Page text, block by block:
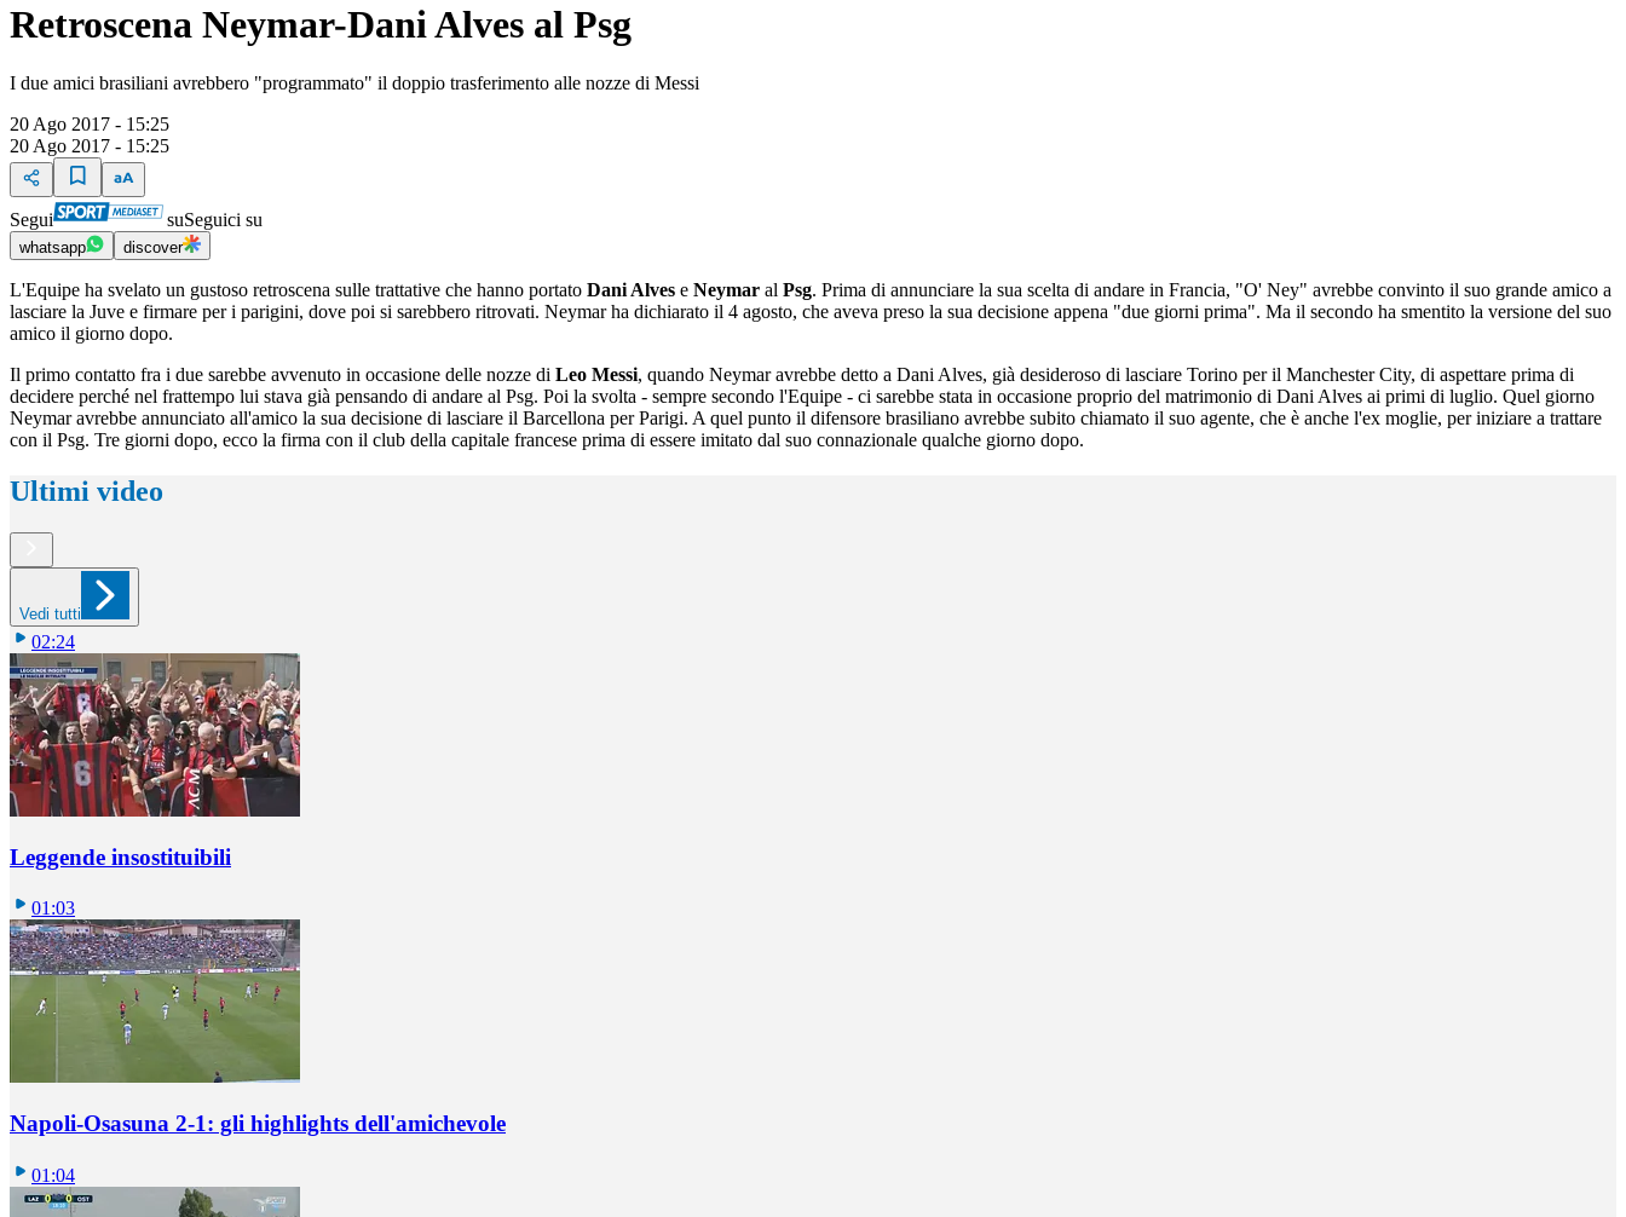
Retroscena Neymar-Dani Alves al Psg
I due amici brasiliani avrebbero "programmato" il doppio trasferimento alle nozze di Messi
20 Ago 2017 - 15:25
20 Ago 2017 - 15:25
Segui suSeguici su
whatsapp discover
L'Equipe ha svelato un gustoso retroscena sulle trattative che hanno portato Dani Alves e Neymar al Psg. Prima di annunciare la sua scelta di andare in Francia, "O' Ney" avrebbe convinto il suo grande amico a
lasciare la Juve e firmare per i parigini, dove poi si sarebbero ritrovati. Neymar ha dichiarato il 4 agosto, che aveva preso la sua decisione appena "due giorni prima". Ma il secondo ha smentito la versione del suo
amico il giorno dopo.
Il primo contatto fra i due sarebbe avvenuto in occasione delle nozze di Leo Messi, quando Neymar avrebbe detto a Dani Alves, già desideroso di lasciare Torino per il Manchester City, di aspettare prima di
decidere perché nel frattempo lui stava già pensando di andare al Psg. Poi la svolta - sempre secondo l'Equipe - ci sarebbe stata in occasione proprio del matrimonio di Dani Alves ai primi di luglio. Quel giorno
Neymar avrebbe annunciato all'amico la sua decisione di lasciare il Barcellona per Parigi. A quel punto il difensore brasiliano avrebbe subito chiamato il suo agente, che è anche l'ex moglie, per iniziare a trattare
con il Psg. Tre giorni dopo, ecco la firma con il club della capitale francese prima di essere imitato dal suo connazionale qualche giorno dopo.
Ultimi video
Vedi tutti
02:24
Leggende insostituibili
01:03
Napoli-Osasuna 2-1: gli highlights dell'amichevole
01:04